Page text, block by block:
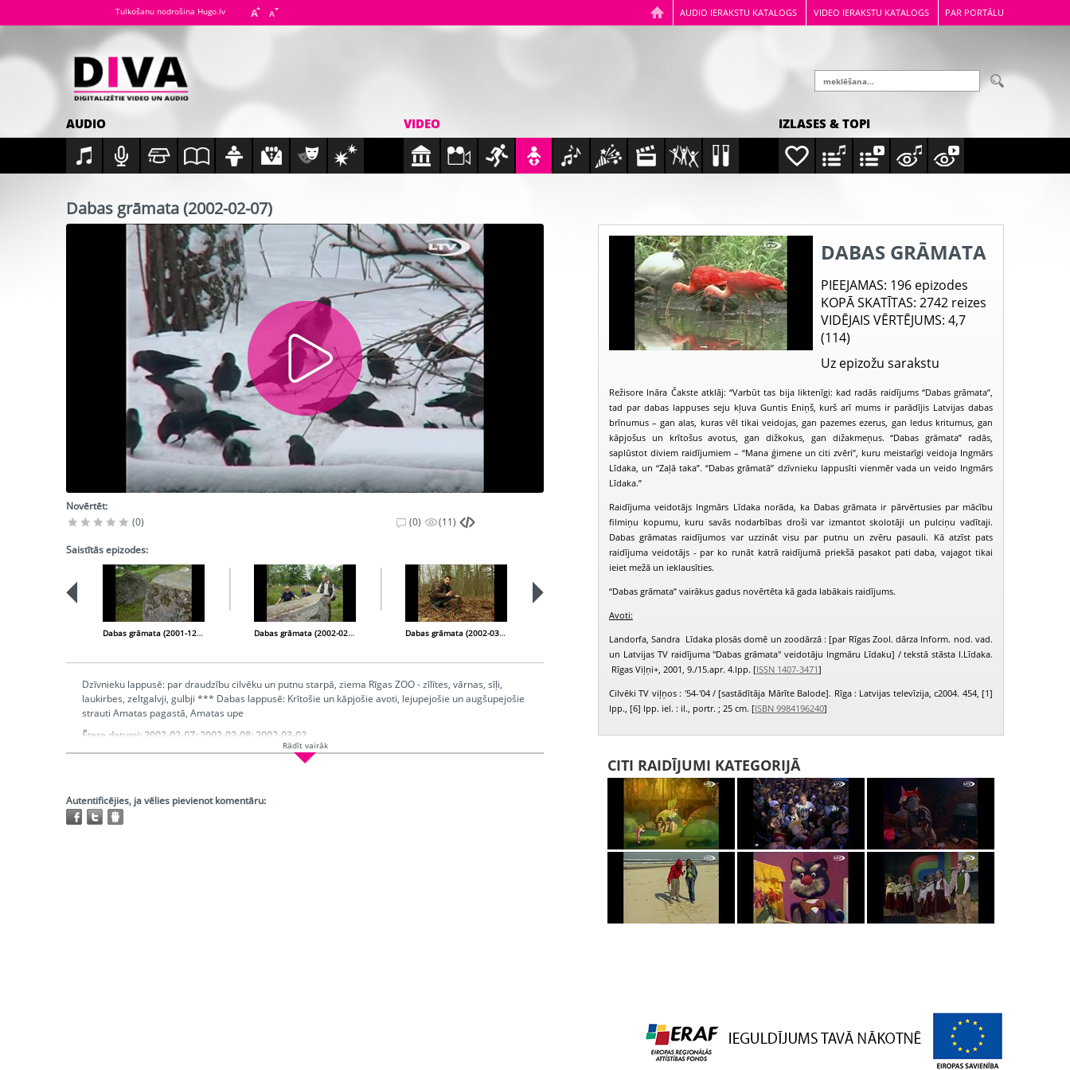
AUDIO IERAKSTU KATALOGS VIDEO IERAKSTU KATALOGS PAR PORTĀLU
Tulkošanu nodrošina Hugo.lv
AUDIO VIDEO IZLASES & TOPI
Dabas grāmata (2002-02-07)
Novērtēt:
(0)
(0) (11)
Saistītās epizodes:
Dabas grāmata (2001-12-27) Dabas grāmata (2002-02-13) Dabas grāmata (2002-03-07)
Dzīvnieku lappusē: par draudzību cilvēku un putnu starpā, ziema Rīgas ZOO - zīlītes, vārnas, sīļi,
laukirbes, zeltgalvji, gulbji *** Dabas lappusē: Krītošie un kāpjošie avoti, lejupejošie un augšupejošie
strauti Amatas pagastā, Amatas upe
Ētera datumi: 2002-02-07; 2002-02-08; 2002-03-02
Hronometrāža:0:26:32
Līdaka Ingmārs, Eniņš Guntis, Bormane Lidija, Laupace Žermēna, Čakstiņš Andris
Atskaņojams: visur
Trešo pušu autortiesības:
Rādīt vairāk
Autentificējies, ja vēlies pievienot komentāru:
DABAS GRĀMATA
PIEEJAMAS: 196 epizodes
KOPĀ SKATĪTAS: 2742 reizes
VIDĒJAIS VĒRTĒJUMS: 4,7
(114)
Uz epizožu sarakstu
Režisore Ināra Čakste atklāj: “Varbūt tas bija liktenīgi: kad radās raidījums “Dabas grāmata”,
tad par dabas lappuses seju kļuva Guntis Eniņš, kurš arī mums ir parādījis Latvijas dabas
brīnumus – gan alas, kuras vēl tikai veidojas, gan pazemes ezerus, gan ledus kritumus, gan
kāpjošus un krītošus avotus, gan dižkokus, gan dižakmeņus. “Dabas grāmata” radās,
saplūstot diviem raidījumiem – “Mana ģimene un citi zvēri”, kuru meistarīgi veidoja Ingmārs
Līdaka, un “Zaļā taka”. “Dabas grāmatā” dzīvnieku lappusīti vienmēr vada un veido Ingmārs
Līdaka.”
Raidījuma veidotājs Ingmārs Līdaka norāda, ka Dabas grāmata ir pārvērtusies par mācību
filmiņu kopumu, kuru savās nodarbības droši var izmantot skolotāji un pulciņu vadītaji.
Dabas grāmatas raidījumos var uzzināt visu par putnu un zvēru pasauli. Kā atzīst pats
raidījuma veidotājs - par ko runāt katrā raidījumā priekšā pasakot pati daba, vajagot tikai
ieiet mežā un ieklausīties.
“Dabas grāmata” vairākus gadus novērtēta kā gada labākais raidījums.
Avoti:
Landorfa, Sandra Līdaka plosās domē un zoodārzā : [par Rīgas Zool. dārza Inform. nod. vad.
un Latvijas TV raidījuma "Dabas grāmata" veidotāju Ingmāru Līdaku] / tekstā stāsta I.Līdaka.
Rīgas Viļņi+, 2001, 9./15.apr. 4.lpp. [ISSN 1407-3471]
Cilvēki TV viļņos : '54-'04 / [sastādītāja Mārīte Balode]. Rīga : Latvijas televīzija, c2004. 454, [1]
lpp., [6] lpp. iel. : il., portr. ; 25 cm. [ISBN 9984196240]
CITI RAIDĪJUMI KATEGORIJĀ